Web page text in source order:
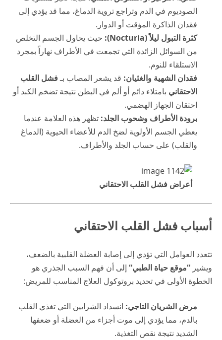
الصوديوم في الدم وتراجع تروية الدماغ، مما قد يؤدي إلى
فقدان الذاكرة المؤقت أو الدوار.
كثرة التبول ليلاً (Nocturia):
حيث يحاول الجسم التخلص
من السوائل الزائدة التي تجمعت في الأطراف نهاراً بمجرد
الاستلقاء للنوم.
فقدان الشهية والغثيان: قد يشعر المصاب بـفشل القلب
الاحتقاني بامتلاء دائم أو ألم في البطن نتيجة تضخم الكبد أو
احتقان الجهاز الهضمي.
برودة الأطراف وشحوب الجلد: تظهر هذه العلامة عندما
يعطي الجسم الأولوية لضخ الدم للأعضاء الحيوية (الدماغ
والقلب) على حساب الجلد والأطراف.
أعراض فشل القلب الاحتقاني
أسباب فشل القلب الاحتقاني
تتعدد العوامل التي تؤدي إلى إصابة العضلة القلبية بالضعف،
ويشير “موقع حياة الطبي“إلى أن فهم السبب الجذري هو
الخطوة الأولى في تحديد بروتوكول العلاج المناسب للمريض:
مرض الشريان التاجي: انسداد الشرايين التي تغذي القلب
بالدم، مما يؤدي إلى موت أجزاء من العضلة أو ضعفها
الشديد نتيجة نقص التغذية.